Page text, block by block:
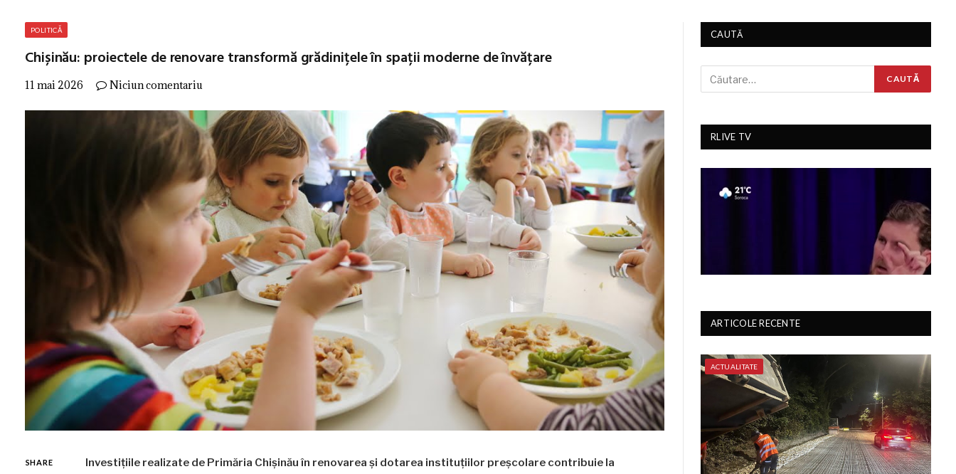
POLITICĂ
Chișinău: proiectele de renovare transformă grădinițele în spații moderne de învățare
11 mai 2026 Niciun comentariu
SHARE
Investițiile realizate de Primăria Chișinău în renovarea și dotarea instituțiilor preșcolare contribuie la
CAUTĂ
RLIVE TV
ARTICOLE RECENTE
ACTUALITATE